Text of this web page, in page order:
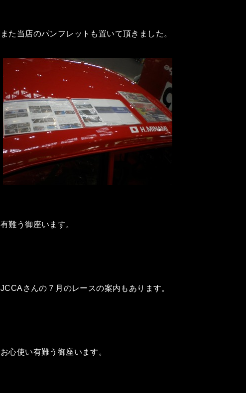
また当店のパンフレットも置いて頂きました。
有難う御座います。
JCCAさんの７月のレースの案内もあります。
お心使い有難う御座います。